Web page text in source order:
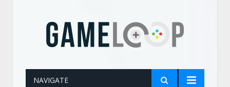
NAVIGATE